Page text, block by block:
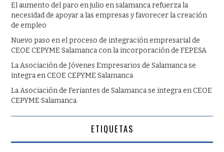
El aumento del paro en julio en salamanca refuerza la
necesidad de apoyar a las empresas y favorecer la creación
de empleo
Nuevo paso en el proceso de integración empresarial de
CEOE CEPYME Salamanca con la incorporación de FEPESA
La Asociación de Jóvenes Empresarios de Salamanca se
integra en CEOE CEPYME Salamanca
La Asociación de Feriantes de Salamanca se integra en CEOE
CEPYME Salamanca
ETIQUETAS